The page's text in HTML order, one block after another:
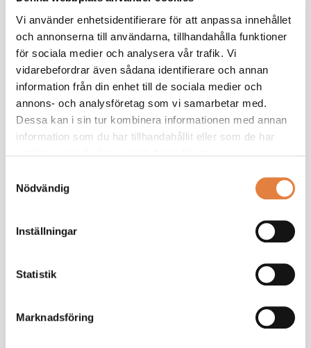
Vi använder enhetsidentifierare för att anpassa innehållet
och annonserna till användarna, tillhandahålla funktioner
för sociala medier och analysera vår trafik. Vi
vidarebefordrar även sådana identifierare och annan
information från din enhet till de sociala medier och
annons- och analysföretag som vi samarbetar med.
Dessa kan i sin tur kombinera informationen med annan
information som du har tillhandahållit eller som de har
Nödvändig
Inställningar
Statistik
Marknadsföring
Läs mer om tävlingen här.
TMF:s idétävling "Den hållbara
trädgårdsstaden"
Umeå
Skellefteå
Robertsfors